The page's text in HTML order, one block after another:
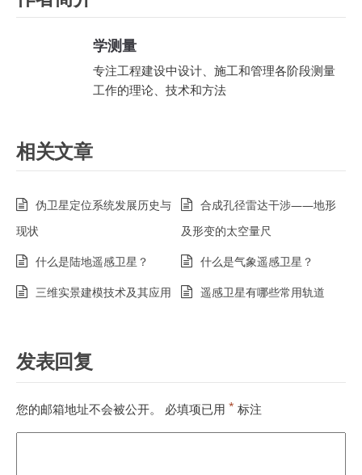
学测量
专注工程建设中设计、施工和管理各阶段测量
工作的理论、技术和方法
相关文章
伪卫星定位系统发展历史与
现状
合成孔径雷达干涉——地形
及形变的太空量尺
什么是陆地遥感卫星？
什么是气象遥感卫星？
三维实景建模技术及其应用
遥感卫星有哪些常用轨道
发表回复
您的邮箱地址不会被公开。 必填项已用 * 标注